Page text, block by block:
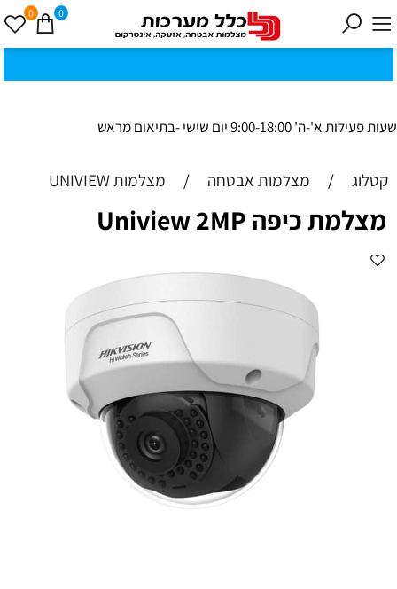
כ
ת
וב
ת
ינ
ו:ז
ב
וט
ינ
ס
קי1
8
0ב
נ
י ב
ר
ק
שעות פעילות א'-ה' 9:00-18:00 יום שישי -בתיאום מראש
0 0
קטלוג / מצלמות אבטחה / מצלמות UNIVIEW
מצלמת כיפה Uniview 2MP